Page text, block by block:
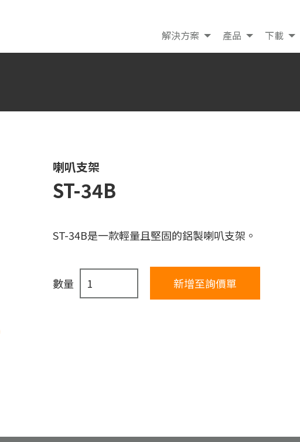
解決方案 產品 下載
喇叭支架
ST-34B
ST-34B是一款輕量且堅固的鋁製喇叭支架。
數量